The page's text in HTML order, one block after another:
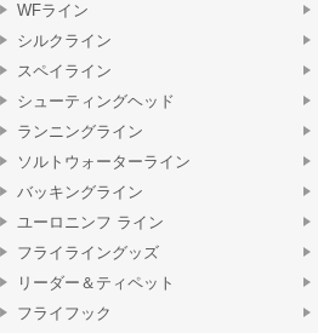
WFライン
シルクライン
スペイライン
シューティングヘッド
ランニングライン
ソルトウォーターライン
バッキングライン
ユーロニンフ ライン
フライライングッズ
リーダー＆ティペット
フライフック